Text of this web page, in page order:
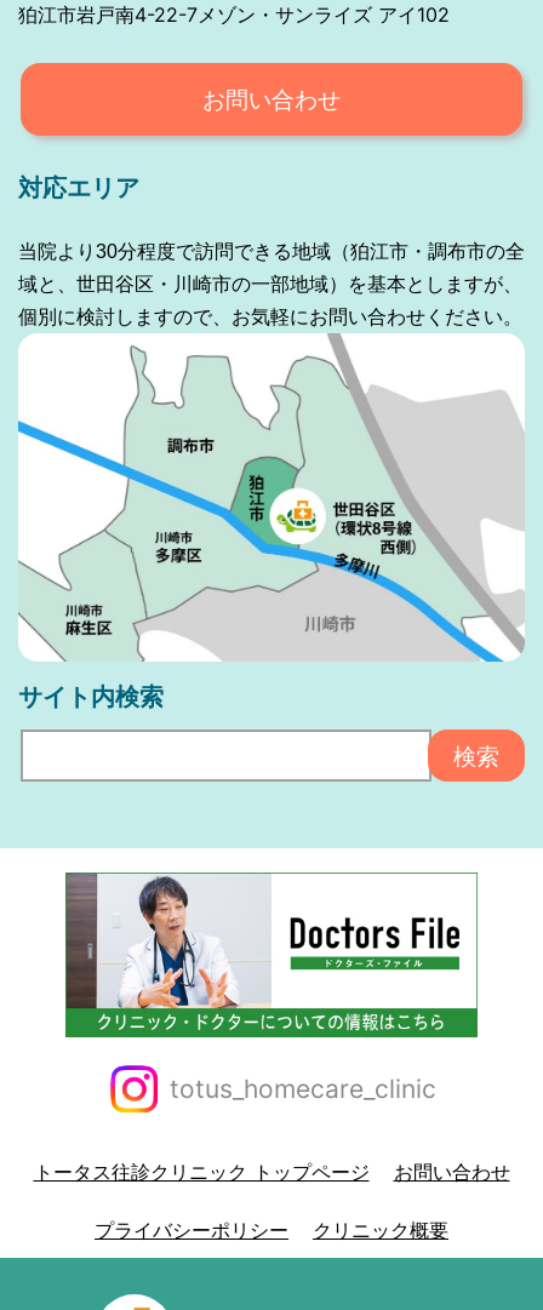
狛江市岩戸南4-22-7メゾン・サンライズ アイ102
お問い合わせ
対応エリア
当院より30分程度で訪問できる地域（狛江市・調布市の全
域と、世田谷区・川崎市の一部地域）を基本としますが、
個別に検討しますので、お気軽にお問い合わせください。
サイト内検索
totus_homecare_clinic
トータス往診クリニック トップページ お問い合わせ
プライバシーポリシー クリニック概要